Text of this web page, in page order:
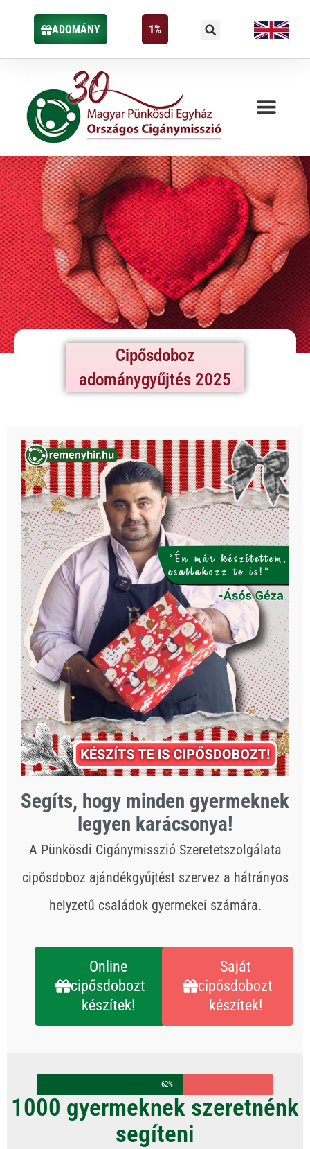
ADOMÁNY 1%
Cipősdoboz
adománygyűjtés 2025
Segíts, hogy minden gyermeknek
legyen karácsonya!
A Pünkösdi Cigánymisszió Szeretetszolgálata
cipősdoboz ajándékgyűjtést szervez a hátrányos
helyzetű családok gyermekei számára.
Online
cipősdobozt
készítek!
Saját
cipősdobozt
készítek!
62%
1000 gyermeknek szeretnénk
segíteni